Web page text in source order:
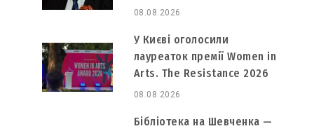
08.08.2026
У Києві оголосили
лауреаток премії Women in
Arts. The Resistance 2026
08.08.2026
Бібліотека на Шевченка —